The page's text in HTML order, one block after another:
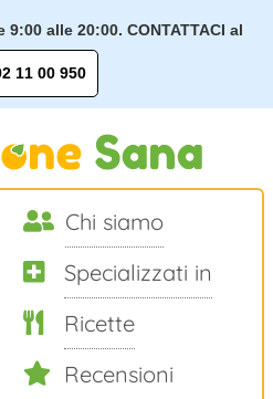
9:00 alle 20:00. CONTATTACI al
11 00 950
Chi siamo
Specializzati in
Ricette
Recensioni